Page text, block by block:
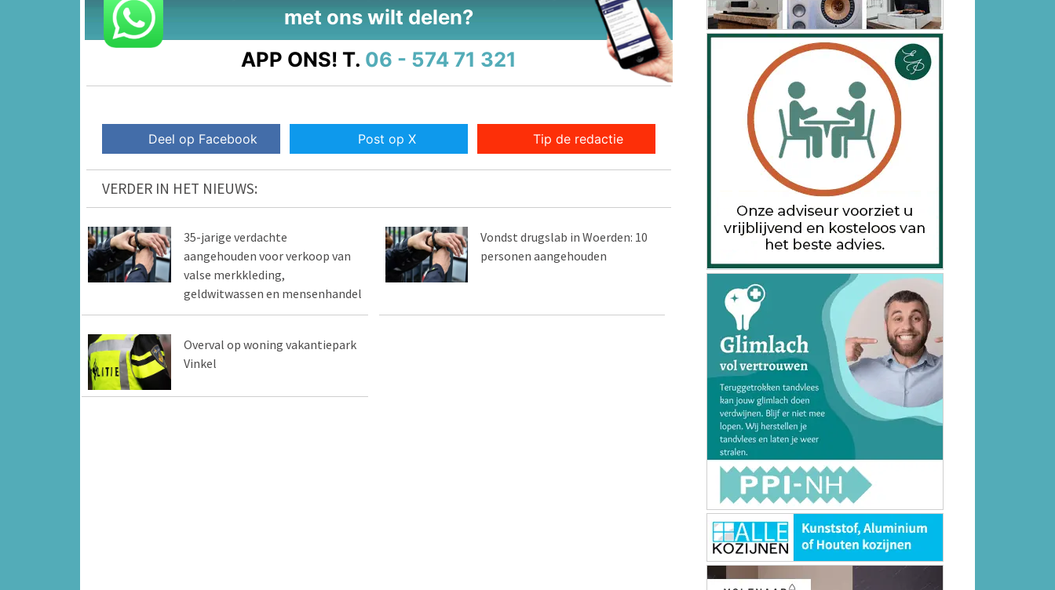
met ons wilt delen?
APP ONS! T. 06 - 574 71 321
Deel op Facebook Post op X Tip de redactie
VERDER IN HET NIEUWS:
35-jarige verdachte
aangehouden voor verkoop van
valse merkkleding,
geldwitwassen en mensenhandel
Vondst drugslab in Woerden: 10
personen aangehouden
Overval op woning vakantiepark
Vinkel